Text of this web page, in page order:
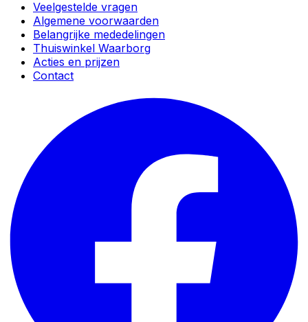
Veelgestelde vragen
Algemene voorwaarden
Belangrijke mededelingen
Thuiswinkel Waarborg
Acties en prijzen
Contact